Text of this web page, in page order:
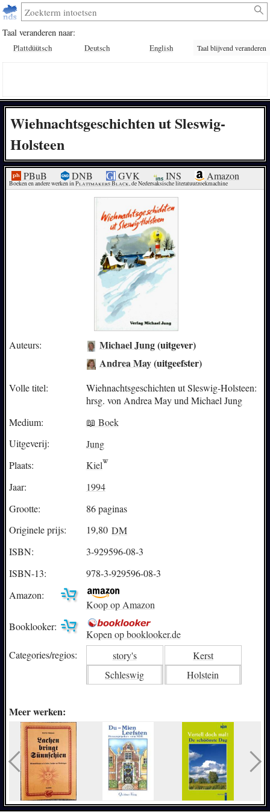
Taal veranderen naar:
Plattdüütsch Deutsch English Taal blijvend veranderen
Wiehnachtsgeschichten ut Sleswig-
Holsteen
PBuB DNB GVK INS Amazon
Boeken en andere werken in Plattmakers Black, de Nedersaksische literatuurzoekmachine
Auteurs: Michael Jung(uitgever)
Andrea May(uitgeefster)
Volle titel:
Wiehnachtsgeschichten ut Sleswig-Holsteen:
hrsg. von Andrea May und Michael Jung
Medium:
📖 Boek
Uitgeverij:
Jung
Plaats:
Kiel
Jaar:
1994
Grootte:
86 paginas
Originele prijs:
19,80 DM
ISBN:
3-929596-08-3
ISBN-13:
978-3-929596-08-3
Amazon:
Koop op Amazon
Booklooker:
Kopen op booklooker.de
Categories/regios: story's
Kerst
Schleswig
Holstein
Meer werken: